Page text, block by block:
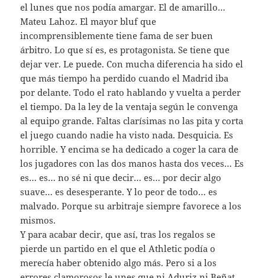
el lunes que nos podía amargar. El de amarillo…
Mateu Lahoz. El mayor bluf que
incomprensiblemente tiene fama de ser buen
árbitro. Lo que sí es, es protagonista. Se tiene que
dejar ver. Le puede. Con mucha diferencia ha sido el
que más tiempo ha perdido cuando el Madrid iba
por delante. Todo el rato hablando y vuelta a perder
el tiempo. Da la ley de la ventaja según le convenga
al equipo grande. Faltas clarísimas no las pita y corta
el juego cuando nadie ha visto nada. Desquicia. Es
horrible. Y encima se ha dedicado a coger la cara de
los jugadores con las dos manos hasta dos veces… Es
es… es… no sé ni que decir… es… por decir algo
suave… es desesperante. Y lo peor de todo… es
malvado. Porque su arbitraje siempre favorece a los
mismos.
Y para acabar decir, que así, tras los regalos se
pierde un partido en el que el Athletic podía o
merecía haber obtenido algo más. Pero si a los